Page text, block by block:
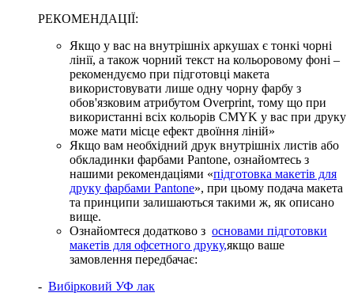
РЕКОМЕНДАЦІЇ:
Якщо у вас на внутрішніх аркушах є тонкі чорні
лінії, а також чорний текст на кольоровому фоні –
рекомендуємо при підготовці макета
використовувати лише одну чорну фарбу з
обов'язковим атрибутом Overprint, тому що при
використанні всіх кольорів CMYK у вас при друку
може мати місце ефект двоїння ліній»
Якщо вам необхідний друк внутрішніх листів або
обкладинки фарбами Pantone, ознайомтесь з
нашими рекомендаціями «підготовка макетів для
друку фарбами Pantone», при цьому подача макета
та принципи залишаються такими ж, як описано
вище.
Ознайомтеся додатково з основами підготовки
макетів для офсетного друку,якщо ваше
замовлення передбачає:
- Вибірковий УФ лак